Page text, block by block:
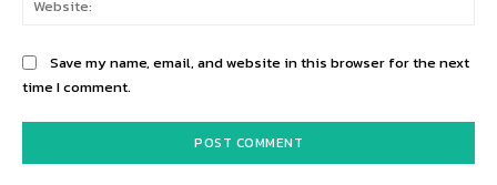
Save my name, email, and website in this browser for the next
time I comment.